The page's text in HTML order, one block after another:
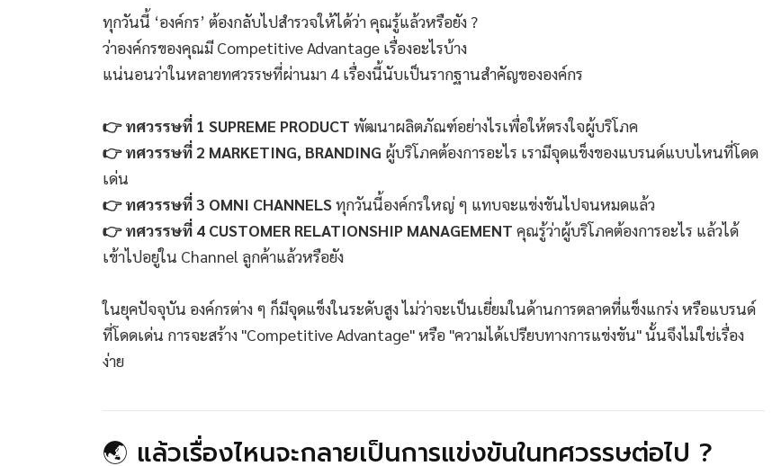
ทุกวันนี้ ‘องค์กร’ ต้องกลับไปสำรวจให้ได้ว่า คุณรู้แล้วหรือยัง ?
ว่าองค์กรของคุณมี Competitive Advantage เรื่องอะไรบ้าง
แน่นอนว่าในหลายทศวรรษที่ผ่านมา 4 เรื่องนี้นับเป็นรากฐานสำคัญขององค์กร
👉 ทศวรรษที่ 1 SUPREME PRODUCT พัฒนาผลิตภัณฑ์อย่างไรเพื่อให้ตรงใจผู้บริโภค
👉 ทศวรรษที่ 2 MARKETING, BRANDING ผู้บริโภคต้องการอะไร เรามีจุดแข็งของแบรนด์แบบไหนที่โดด
เด่น
👉 ทศวรรษที่ 3 OMNI CHANNELSทุกวันนี้องค์กรใหญ่ ๆ แทบจะแข่งขันไปจนหมดแล้ว
👉 ทศวรรษที่ 4 CUSTOMER RELATIONSHIP MANAGEMENT คุณรู้ว่าผู้บริโภคต้องการอะไร แล้วได้
เข้าไปอยู่ใน Channel ลูกค้าแล้วหรือยัง
ในยุคปัจจุบัน องค์กรต่าง ๆ ก็มีจุดแข็งในระดับสูง ไม่ว่าจะเป็นเยี่ยมในด้านการตลาดที่แข็งแกร่ง หรือแบรนด์
ที่โดดเด่น การจะสร้าง "Competitive Advantage" หรือ "ความได้เปรียบทางการแข่งขัน" นั้นจึงไม่ใช่เรื่อง
ง่าย
🌏 แล้วเรื่องไหนจะกลายเป็นการแข่งขันในทศวรรษต่อไป ?